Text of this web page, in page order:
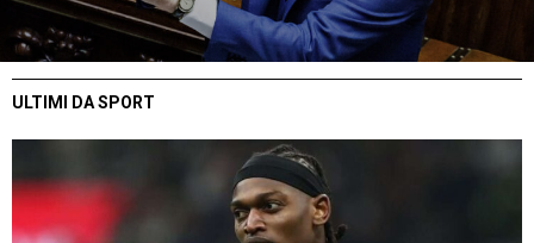
ULTIMI DA SPORT